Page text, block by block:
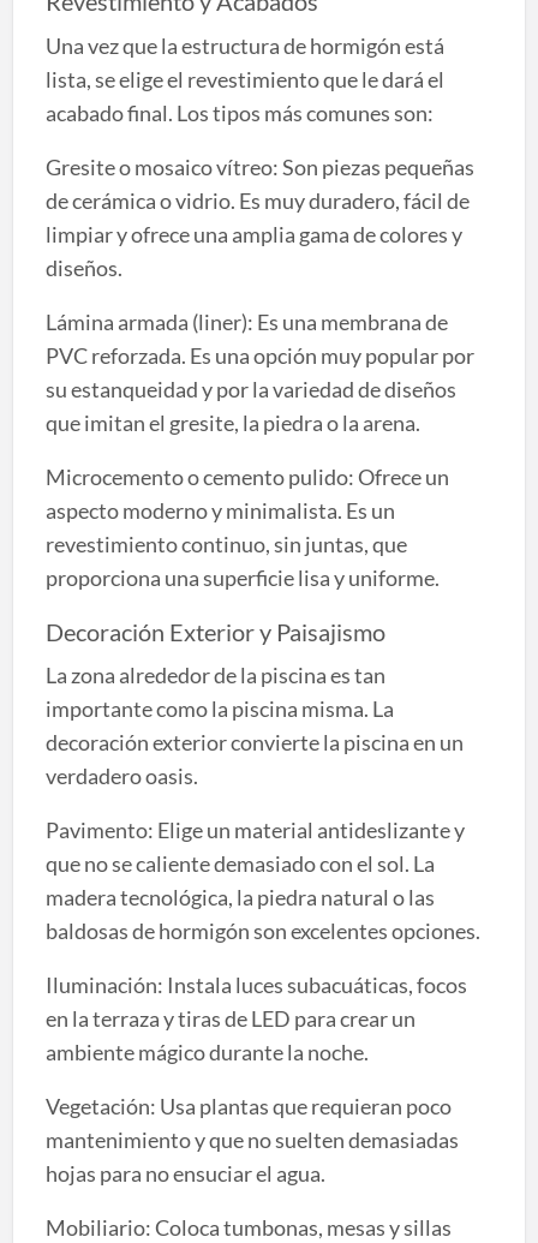
Una vez que la estructura de hormigón está
lista, se elige el revestimiento que le dará el
acabado final. Los tipos más comunes son:
Gresite o mosaico vítreo: Son piezas pequeñas
de cerámica o vidrio. Es muy duradero, fácil de
limpiar y ofrece una amplia gama de colores y
diseños.
Lámina armada (liner): Es una membrana de
PVC reforzada. Es una opción muy popular por
su estanqueidad y por la variedad de diseños
que imitan el gresite, la piedra o la arena.
Microcemento o cemento pulido: Ofrece un
aspecto moderno y minimalista. Es un
revestimiento continuo, sin juntas, que
proporciona una superficie lisa y uniforme.
Decoración Exterior y Paisajismo
La zona alrededor de la piscina es tan
importante como la piscina misma. La
decoración exterior convierte la piscina en un
verdadero oasis.
Pavimento: Elige un material antideslizante y
que no se caliente demasiado con el sol. La
madera tecnológica, la piedra natural o las
baldosas de hormigón son excelentes opciones.
Iluminación: Instala luces subacuáticas, focos
en la terraza y tiras de LED para crear un
ambiente mágico durante la noche.
Vegetación: Usa plantas que requieran poco
mantenimiento y que no suelten demasiadas
hojas para no ensuciar el agua.
Mobiliario: Coloca tumbonas, mesas y sillas